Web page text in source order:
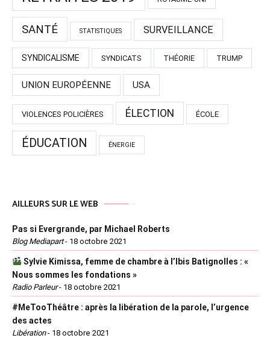
SANTÉ STATISTIQUES SURVEILLANCE
SYNDICALISME SYNDICATS THÉORIE TRUMP
UNION EUROPÉENNE USA
VIOLENCES POLICIÈRES ÉLECTION ÉCOLE
ÉDUCATION ÉNERGIE
AILLEURS SUR LE WEB
Pas si Evergrande, par Michael Roberts
Blog Mediapart- 18 octobre 2021
Sylvie Kimissa, femme de chambre à l’Ibis Batignolles : «
Nous sommes les fondations »
Radio Parleur- 18 octobre 2021
#MeTooThéâtre : après la libération de la parole, l’urgence
des actes
Libération- 18 octobre 2021